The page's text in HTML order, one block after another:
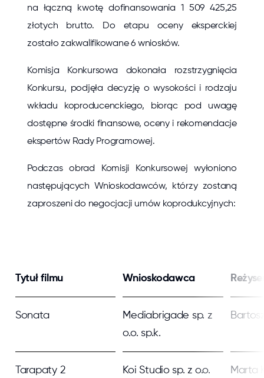
na łączną kwotę dofinansowania 1 509 425,25
złotych brutto. Do etapu oceny eksperckiej
zostało zakwalifikowane 6 wniosków.
Komisja Konkursowa dokonała rozstrzygnięcia
Konkursu, podjęła decyzję o wysokości i rodzaju
wkładu koproducenckiego, biorąc pod uwagę
dostępne środki finansowe, oceny i rekomendacje
ekspertów Rady Programowej.
Podczas obrad Komisji Konkursowej wyłoniono
następujących Wnioskodawców, którzy zostaną
zaproszeni do negocjacji umów koprodukcyjnych:
Tytuł filmu Wnioskodawca
Sonata
Mediabrigade sp. z
o.o. sp.k.
Tarapaty 2 Koi Studio sp. z o.o. Marta